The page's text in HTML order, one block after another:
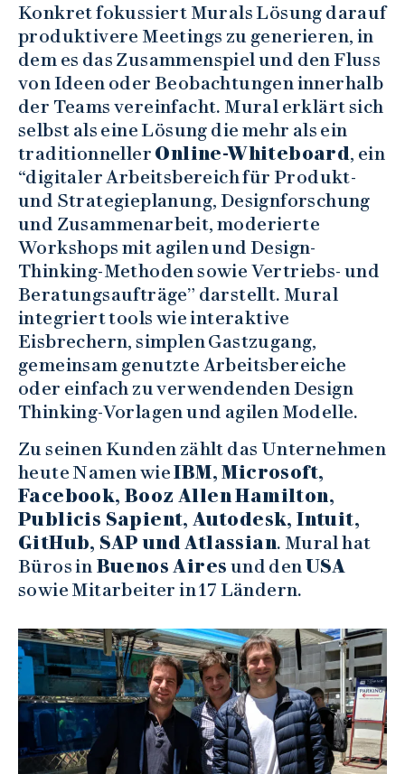
Konkret fokussiert Murals Lösung darauf
produktivere Meetings zu generieren, in
dem es das Zusammenspiel und den Fluss
von Ideen oder Beobachtungen innerhalb
der Teams vereinfacht. Mural erklärt sich
selbst als eine Lösung die mehr als ein
traditionneller Online-Whiteboard, ein
“digitaler Arbeitsbereich für Produkt-
und Strategieplanung, Designforschung
und Zusammenarbeit, moderierte
Workshops mit agilen und Design-
Thinking-Methoden sowie Vertriebs- und
Beratungsaufträge” darstellt. Mural
integriert tools wie interaktive
Eisbrechern, simplen Gastzugang,
gemeinsam genutzte Arbeitsbereiche
oder einfach zu verwendenden Design
Thinking-Vorlagen und agilen Modelle.
Zu seinen Kunden zählt das Unternehmen
heute Namen wieIBM, Microsoft,
Facebook, Booz Allen Hamilton,
Publicis Sapient, Autodesk, Intuit,
GitHub, SAP und Atlassian. Mural hat
Büros in Buenos Aires und denUSA
sowie Mitarbeiter in 17 Ländern.